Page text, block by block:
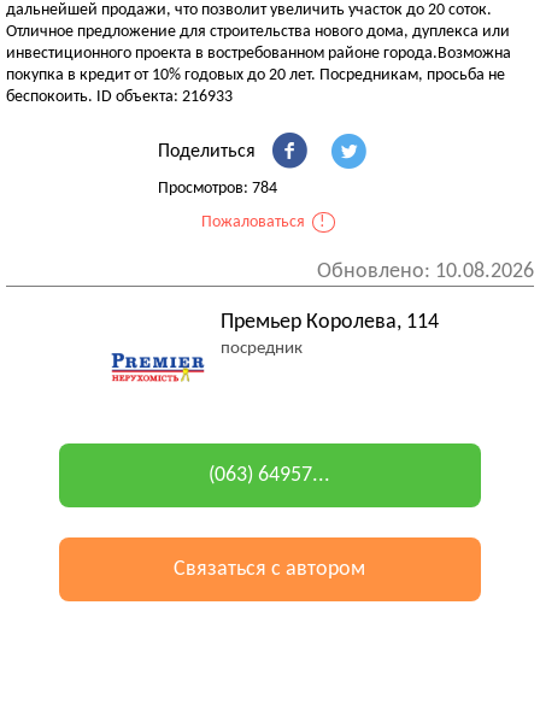
дальнейшей продажи, что позволит увеличить участок до 20 соток.
Отличное предложение для строительства нового дома, дуплекса или
инвестиционного проекта в востребованном районе города.Возможна
покупка в кредит от 10% годовых до 20 лет. Посредникам, просьба не
беспокоить. ID объекта: 216933
Поделиться
Просмотров: 784
Пожаловаться
!
Обновлено: 10.08.2026
Премьер Королева, 114
посредник
(063) 64957...
Связаться с автором